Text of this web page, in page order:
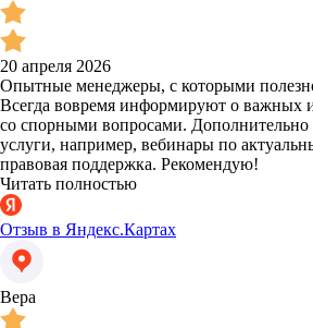
20 апреля 2026
Опытные менеджеры, с которыми
Всегда вовремя информируют о важных
со спорными вопросами. Дополнительно
услуги, например, вебинары по
правовая поддержка. Рекомендую!
Читать полностью
Отзыв в Яндекс.Картах
Вера